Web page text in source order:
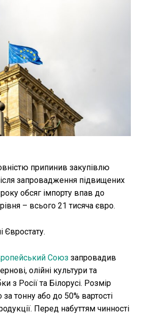
мережах
припинив закупівлю
запровадження підвищених
обсяг імпорту впав до
– всього 21 тисяча євро.
Євростату.
Союз запровадив
олійні культури та
з Росії та Білорусі. Розмір
тонну або до 50% вартості
Перед набуттям чинності